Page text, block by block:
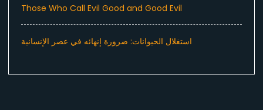
Those Who Call Evil Good and Good Evil
استغلال الحيوانات: ضرورة إنهائه في عصر الإنسانية